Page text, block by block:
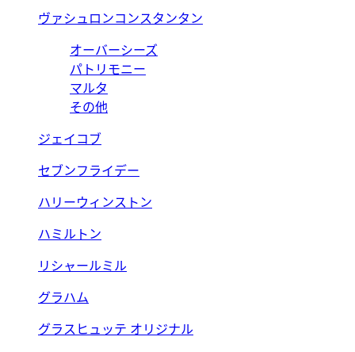
ヴァシュロンコンスタンタン
オーバーシーズ
パトリモニー
マルタ
その他
ジェイコブ
セブンフライデー
ハリーウィンストン
ハミルトン
リシャールミル
グラハム
グラスヒュッテ オリジナル